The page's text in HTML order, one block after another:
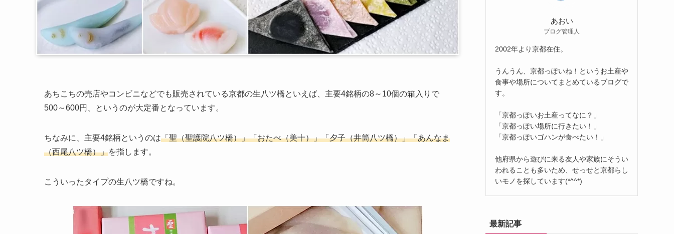
あちこちの売店やコンビニなどでも販売されている京都の生八ツ橋といえば、主要4銘柄の8～10個の箱入りで
500～600円、というのが大定番となっています。
ちなみに、主要4銘柄というのは「聖（聖護院八ツ橋）」「おたべ（美十）」「夕子（井筒八ツ橋）」「あんなま
（西尾八ツ橋）」を指します。
こういったタイプの生八ツ橋ですね。
あおい
ブログ管理人
2002年より京都在住。
うんうん、京都っぽいね！というお土産や
食事や場所についてまとめているブログで
す。
「京都っぽいお土産ってなに？」
「京都っぽい場所に行きたい！」
「京都っぽいゴハンが食べたい！」
他府県から遊びに来る友人や家族にそうい
われることも多いため、せっせと京都らし
いモノを探しています(*^^*)
最新記事